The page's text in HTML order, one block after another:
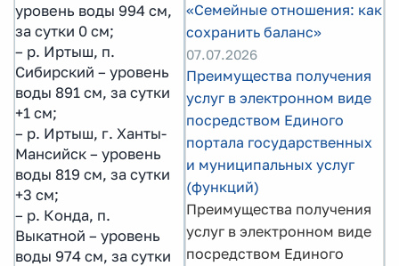
уровень воды 994 см,
за сутки 0 см;
– р. Иртыш, п.
Сибирский – уровень
воды 891 см, за сутки
+1 см;
– р. Иртыш, г. Ханты-
Мансийск – уровень
воды 819 см, за сутки
+3 см;
– р. Конда, п.
Выкатной – уровень
воды 974 см, за сутки
«Семейные отношения: как
сохранить баланс»
07.07.2026
Преимущества получения
услуг в электронном виде
посредством Единого
портала государственных
и муниципальных услуг
(функций)
Преимущества получения
услуг в электронном виде
посредством Единого